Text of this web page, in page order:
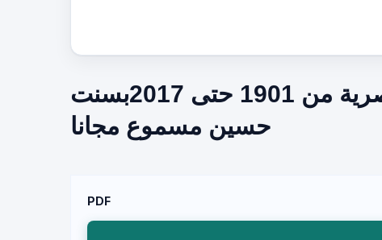
كتاب الأغاني : دراسة عن الأغنية المصرية من 1901 حتى 2017بسنت
حسين مسموع مجانا
PDF